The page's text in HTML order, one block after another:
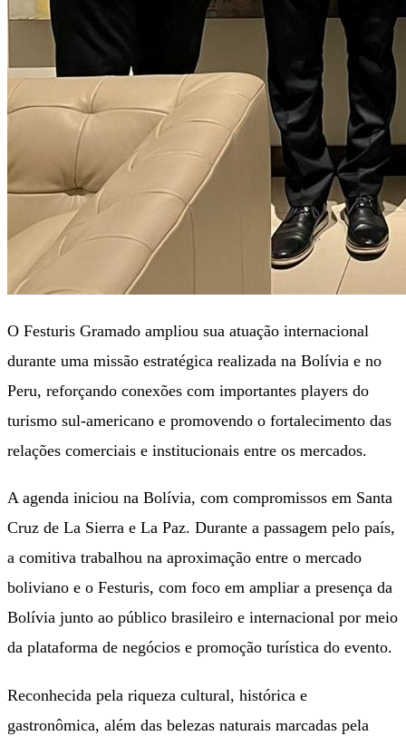
O Festuris Gramado ampliou sua atuação internacional
durante uma missão estratégica realizada na Bolívia e no
Peru, reforçando conexões com importantes players do
turismo sul-americano e promovendo o fortalecimento das
relações comerciais e institucionais entre os mercados.
A agenda iniciou na Bolívia, com compromissos em Santa
Cruz de La Sierra e La Paz. Durante a passagem pelo país,
a comitiva trabalhou na aproximação entre o mercado
boliviano e o Festuris, com foco em ampliar a presença da
Bolívia junto ao público brasileiro e internacional por meio
da plataforma de negócios e promoção turística do evento.
Reconhecida pela riqueza cultural, histórica e
gastronômica, além das belezas naturais marcadas pela